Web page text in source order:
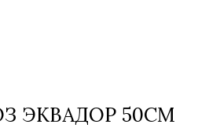
ЭКВАДОР 50СМ